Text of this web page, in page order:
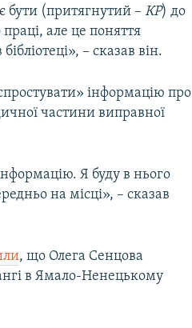
бути (притягнутий –КР) до
але це поняття
– сказав він.
інформацію про
частини виправної
Я буду в нього
на місці», – сказав
, що Олега Сенцова
в Ямало-Ненецькому